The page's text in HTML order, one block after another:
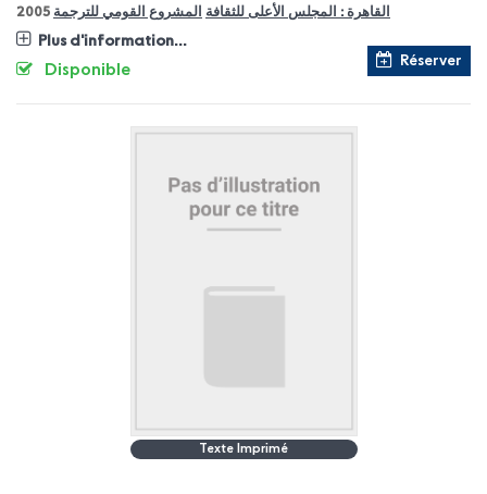
القاهرة : المجلس الأعلى للثقافة المشروع القومي للترجمة 2005
Plus d'information...
Réserver
Disponible
Texte Imprimé